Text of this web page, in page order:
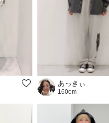
あっきぃ
160cm